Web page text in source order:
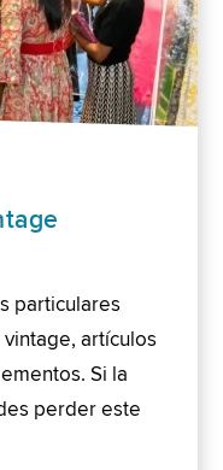
particulares
artículos
Si la
perder este